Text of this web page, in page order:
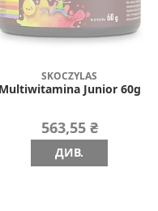
SKOCZYLAS
Multiwitamina Junior 60g
563,55 ₴
ДИВ.